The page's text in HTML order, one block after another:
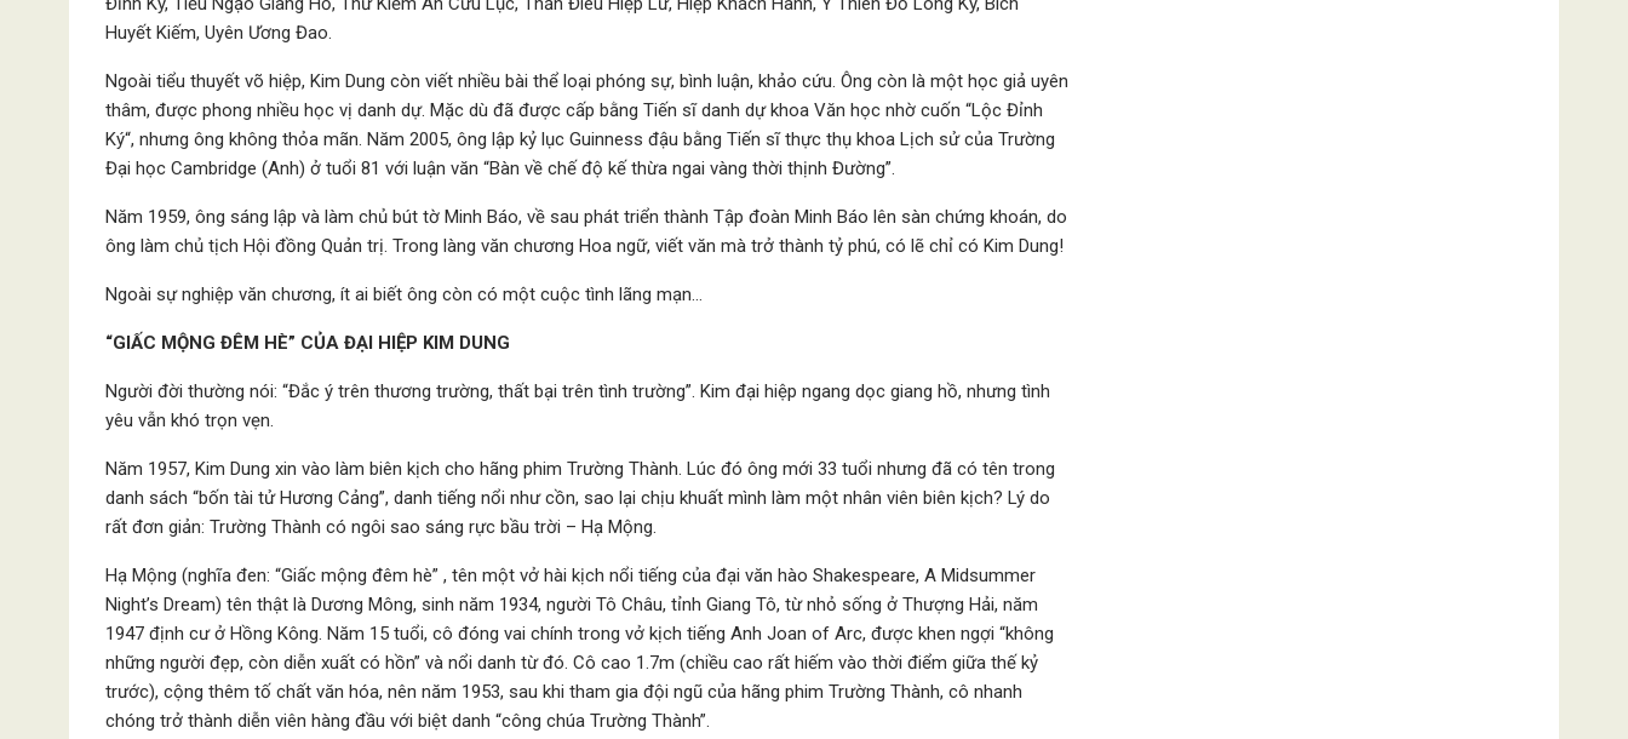
Huyết Kiếm, Uyên Ương Đao.
Ngoài tiểu thuyết võ hiệp, Kim Dung còn viết nhiều bài thể loại phóng sự, bình luận, khảo cứu. Ông còn là một học giả uyên
thâm, được phong nhiều học vị danh dự. Mặc dù đã được cấp bằng Tiến sĩ danh dự khoa Văn học nhờ cuốn “Lộc Đỉnh
Ký“, nhưng ông không thỏa mãn. Năm 2005, ông lập kỷ lục Guinness đậu bằng Tiến sĩ thực thụ khoa Lịch sử của Trường
Đại học Cambridge (Anh) ở tuổi 81 với luận văn “Bàn về chế độ kế thừa ngai vàng thời thịnh Đường”.
Năm 1959, ông sáng lập và làm chủ bút tờ Minh Báo, về sau phát triển thành Tập đoàn Minh Báo lên sàn chứng khoán, do
ông làm chủ tịch Hội đồng Quản trị. Trong làng văn chương Hoa ngữ, viết văn mà trở thành tỷ phú, có lẽ chỉ có Kim Dung!
Ngoài sự nghiệp văn chương, ít ai biết ông còn có một cuộc tình lãng mạn…
“GIẤC MỘNG ĐÊM HÈ” CỦA ĐẠI HIỆP KIM DUNG
Người đời thường nói: “Đắc ý trên thương trường, thất bại trên tình trường”. Kim đại hiệp ngang dọc giang hồ, nhưng tình
yêu vẫn khó trọn vẹn.
Năm 1957, Kim Dung xin vào làm biên kịch cho hãng phim Trường Thành. Lúc đó ông mới 33 tuổi nhưng đã có tên trong
danh sách “bốn tài tử Hương Cảng”, danh tiếng nổi như cồn, sao lại chịu khuất mình làm một nhân viên biên kịch? Lý do
rất đơn giản: Trường Thành có ngôi sao sáng rực bầu trời – Hạ Mộng.
Hạ Mộng (nghĩa đen: “Giấc mộng đêm hè” , tên một vở hài kịch nổi tiếng của đại văn hào Shakespeare, A Midsummer
Night’s Dream) tên thật là Dương Mông, sinh năm 1934, người Tô Châu, tỉnh Giang Tô, từ nhỏ sống ở Thượng Hải, năm
1947 định cư ở Hồng Kông. Năm 15 tuổi, cô đóng vai chính trong vở kịch tiếng Anh Joan of Arc, được khen ngợi “không
những người đẹp, còn diễn xuất có hồn” và nổi danh từ đó. Cô cao 1.7m (chiều cao rất hiếm vào thời điểm giữa thế kỷ
trước), cộng thêm tố chất văn hóa, nên năm 1953, sau khi tham gia đội ngũ của hãng phim Trường Thành, cô nhanh
chóng trở thành diễn viên hàng đầu với biệt danh “công chúa Trường Thành”.